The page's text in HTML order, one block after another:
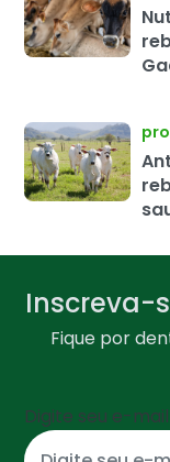
Inscreva-
Fique por
Digite seu e-mail